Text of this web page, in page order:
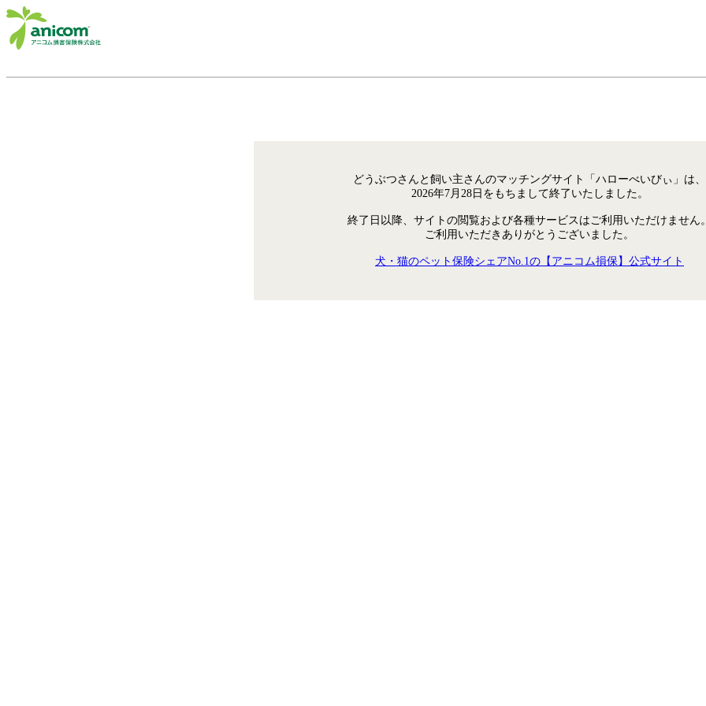
どうぶつさんと飼い主さんのマッチングサイト「ハローべいびぃ」は、
2026年7月28日をもちまして終了いたしました。
終了日以降、サイトの閲覧および各種サービスはご利用いただけません
ご利用いただきありがとうございました。
犬・猫のペット保険シェアNo.1の【アニコム損保】公式サイト